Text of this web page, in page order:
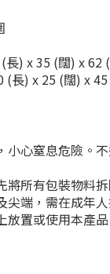
長) x 35 (闊) x 62
(長) x 25 (闊) x
小心窒息危險。
將所有包裝物料
尖端，需在成年
放置或使用本產品